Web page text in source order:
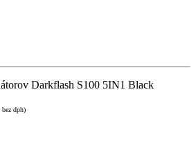
Darkflash S100 5IN1 Black
bez dph)